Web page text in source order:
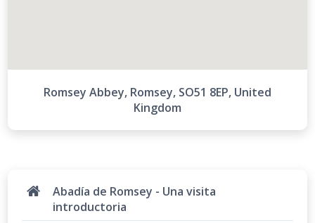
Romsey Abbey, Romsey, SO51 8EP, United
Kingdom
Abadía de Romsey - Una visita
introductoria